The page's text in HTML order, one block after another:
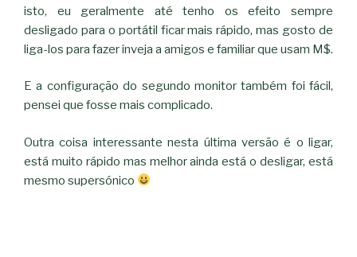
isto, eu geralmente até tenho os efeito sempre
desligado para o portátil ficar mais rápido, mas gosto de
liga-los para fazer inveja a amigos e familiar que usam M$.
E a configuração do segundo monitor também foi fácil,
pensei que fosse mais complicado.
Outra coisa interessante nesta última versão é o ligar,
está muito rápido mas melhor ainda está o desligar, está
mesmo supersónico